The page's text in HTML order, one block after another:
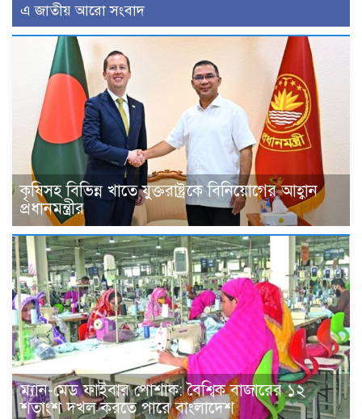
এ জাতীয় আরো সংবাদ
কৃষিসহ বিভিন্ন খাতে যুক্তরাষ্ট্রকে বিনিয়োগের আহ্বান
প্রধানমন্ত্রীর
ম্যান-মেড ফাইবার পোশাক: বৈশ্বিক বাজারের ১২
শতাংশ দখল করতে পারে বাংলাদেশ